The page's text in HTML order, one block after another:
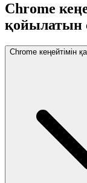
Chrome
қойылатын
Chrome кеңейтімін